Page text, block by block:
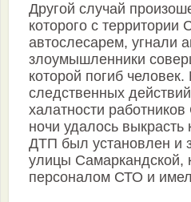
Другой случай
которого с
автослесарем, угнали
злоумышленники
которой погиб
следственных
халатности
ночи удалось
ДТП был установлен и
улицы Самаркандской,
персоналом СТО и